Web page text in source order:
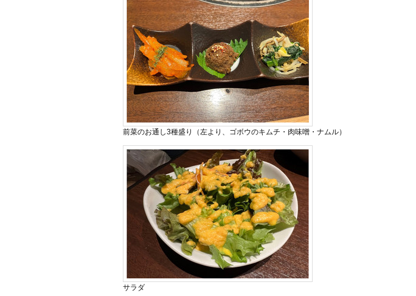
前菜のお通し3種盛り（左より、ゴボウのキムチ・肉味噌・ナムル）
サラダ